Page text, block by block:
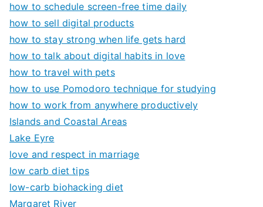
how to schedule screen-free time daily
how to sell digital products
how to stay strong when life gets hard
how to talk about digital habits in love
how to travel with pets
how to use Pomodoro technique for studying
how to work from anywhere productively
Islands and Coastal Areas
Lake Eyre
love and respect in marriage
low carb diet tips
low-carb biohacking diet
Margaret River